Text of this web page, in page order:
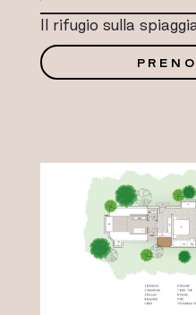
Il rifugio sulla